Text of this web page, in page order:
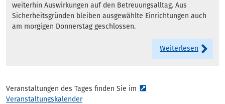
weiterhin Auswirkungen auf den Betreuungsalltag. Aus
Sicherheitsgründen bleiben ausgewählte Einrichtungen auch
am morgigen Donnerstag geschlossen.
Weiterlesen
Veranstaltungen des Tages finden Sie im
Veranstaltungskalender